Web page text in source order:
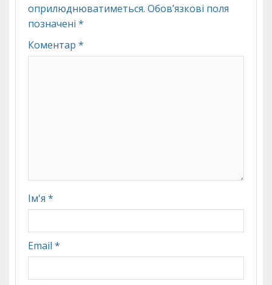
оприлюднюватиметься. Обов’язкові поля
позначені *
Коментар *
Ім'я *
Email *